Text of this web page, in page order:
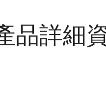
品詳細